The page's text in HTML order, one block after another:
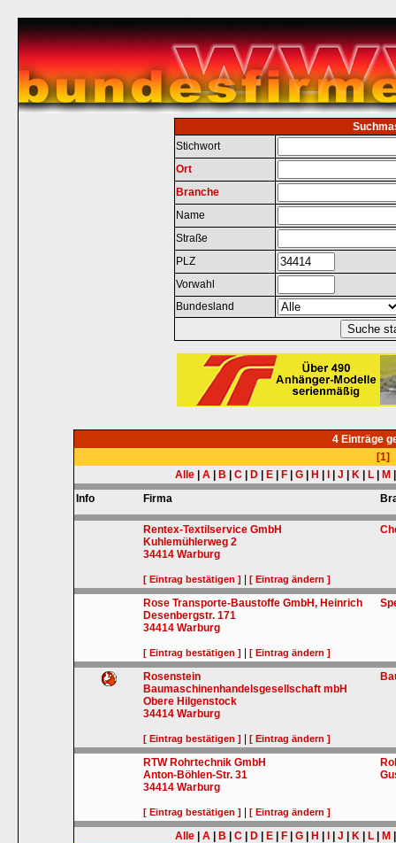
Stichwort
Ort
Branche
Name
Straße
PLZ
Vorwahl
Bundesland
4 Einträge
[1]
Alle
A B C D E F G H J K L M
Info
Firma
Rentex-Textilservice GmbH
Kuhlemühlerweg 2
34414 Warburg
[ Eintrag bestätigen ] |[ Eintrag ändern ]
Rose Transporte-Baustoffe GmbH, Heinrich
Desenbergstr. 171
34414 Warburg
[ Eintrag bestätigen ] |[ Eintrag ändern ]
Rosenstein
Baumaschinenhandelsgesellschaft mbH
Obere Hilgenstock
34414 Warburg
[ Eintrag bestätigen ] |[ Eintrag ändern ]
RTW Rohrtechnik GmbH
Anton-Böhlen-Str. 31
34414 Warburg
[ Eintrag bestätigen ] |[ Eintrag ändern ]
Alle A B C D E F G H J K L M